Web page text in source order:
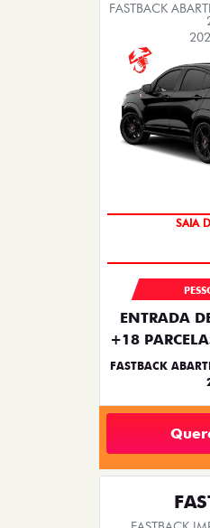
FASTBACK
ENTRADA
+18
FASTBACK